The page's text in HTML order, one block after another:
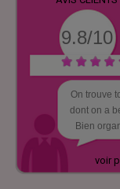
9.8/10
On trouve
dont on a
Bien
voir